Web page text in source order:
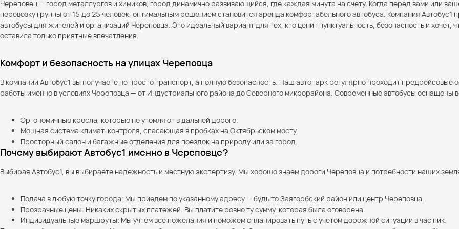
Череповец — город металлургов и химиков, город динамично развивающийся, где каждая минута на счету. Когда перед вами или
перевозку группы от 15 до 25 человек, оптимальным решением становится аренда комфортабельного автобуса. Компания
автобусы для жителей и организаций Череповца. Это идеальный вариант для тех, кто ценит пунктуальность, безопасность и хочет,
оставила только приятные впечатления.
Комфорт и безопасность на улицах Череповца
В компании Автобус1 вы получаете не просто транспорт, а полную безопасность. Наш автопарк регулярно проходит
работы именно в условиях Череповца — от Индустриального района до Северного микрорайона. Современные автобусы оснащены
Эргономичные кресла, которые не утомляют в дальней дороге.
Мощная система климат-контроля, спасающая в пробках на Октябрьском мосту.
Просторный салон и багажные отделения для поездок на природу или за город.
Почему выбирают Автобус1 именно в Череповце?
Выбирая Автобус1, вы выбираете надежность и местную экспертизу. Мы хорошо знаем дороги Череповца и потребности наших
Подача в любую точку города: Мы приедем по указанному адресу — будь то Заягорбский район или центр Череповца.
Прозрачные цены: Никаких скрытых платежей. Вы платите ровно ту сумму, которая была оговорена.
Индивидуальные маршруты: Мы учтем все пожелания и поможем спланировать путь с учетом дорожной ситуации в час пик.